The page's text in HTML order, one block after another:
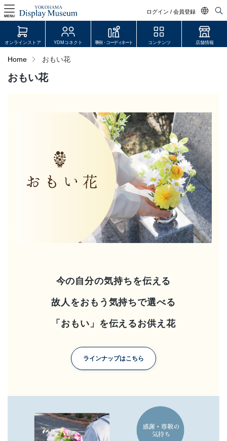
ログイン / 会員登録
日本語
MENU
ログイン・会員登録
会員登録・取引申請
JDCA(ディスプレイスクール)
オンラインストア YDMコネクト 事例・コーディネート コンテンツ 店舗情報
Home おもい花
おもい花
今の自分の気持ちを伝える
故人をおもう気持ちで選べる
「おもい」を伝えるお供え花
ラインナップはこちら